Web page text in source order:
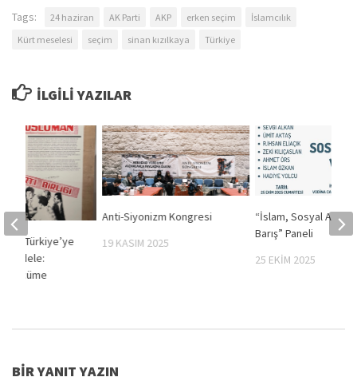
Tags: 24 haziran AK Parti AKP erken seçim
İslamcılık
Kürt meselesi
seçim sinan kızılkaya Türkiye
İLGILI YAZILAR
Anti-Siyonizm Kongresi
19 KASIM 2025
“İslam, Sosyal
Barış” Paneli
25 EKIM 2025
Türkiye’ye
Tercüme
BIR YANIT YAZIN